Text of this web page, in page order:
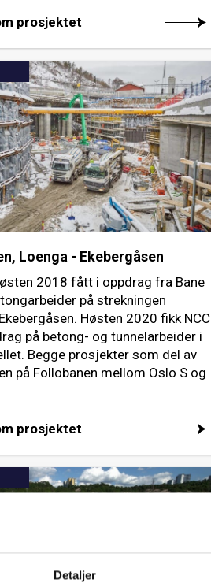
Detaljer
prosjektet
Loenga - Ekebergåsen
2018 fått i oppdrag fra Bane
på strekningen
Høsten 2020 fikk NCC
på betong- og tunnelarbeider i
Begge prosjekter som del av
på Follobanen mellom Oslo S og
prosjektet